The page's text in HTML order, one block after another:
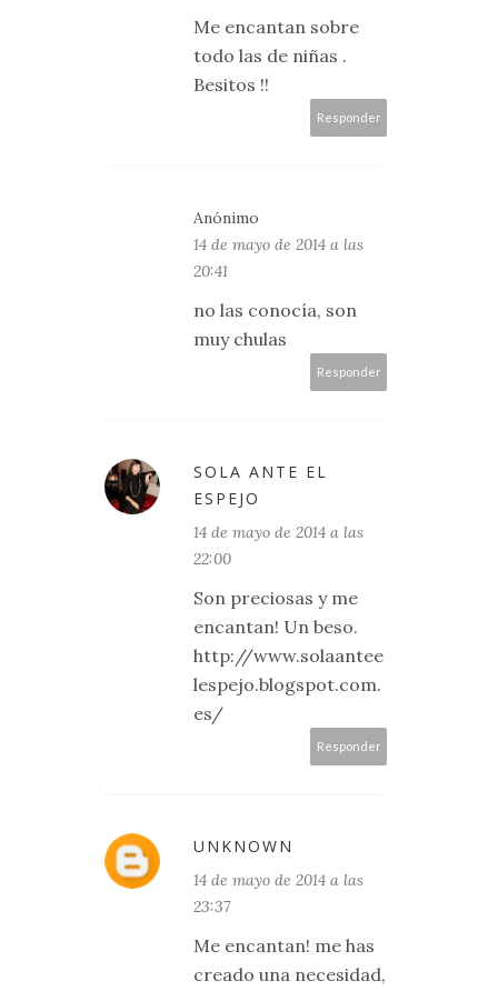
Me encantan sobre
todo las de niñas .
Besitos !!
Responder
Anónimo
14 de mayo de 2014 a las
20:41
no las conocía, son
muy chulas
Responder
SOLA ANTE EL
ESPEJO
14 de mayo de 2014 a las
22:00
Son preciosas y me
encantan! Un beso.
http://www.solaantee
lespejo.blogspot.com.
es/
Responder
UNKNOWN
14 de mayo de 2014 a las
23:37
Me encantan! me has
creado una necesidad,